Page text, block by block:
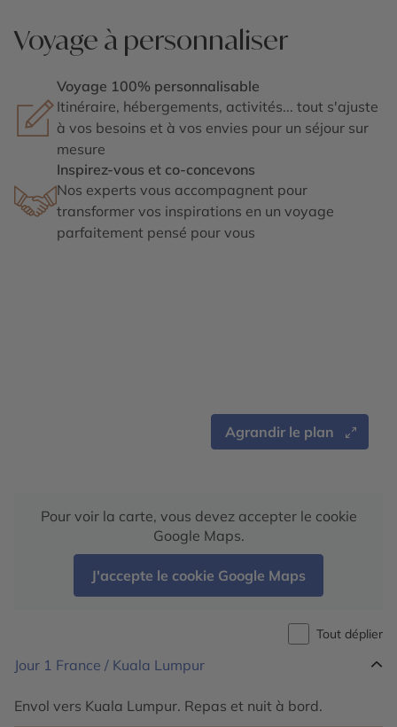
Voyage à personnaliser
Voyage 100% personnalisable
Itinéraire, hébergements, activités... tout s'ajuste
à vos besoins et à vos envies pour un séjour sur
mesure
Inspirez-vous et co-concevons
Nos experts vous accompagnent pour
transformer vos inspirations en un voyage
parfaitement pensé pour vous
Agrandir le plan
Pour voir la carte, vous devez accepter le cookie
Google Maps.
J'accepte le cookie Google Maps
Tout déplier
Jour 1 France / Kuala Lumpur
Envol vers Kuala Lumpur. Repas et nuit à bord.